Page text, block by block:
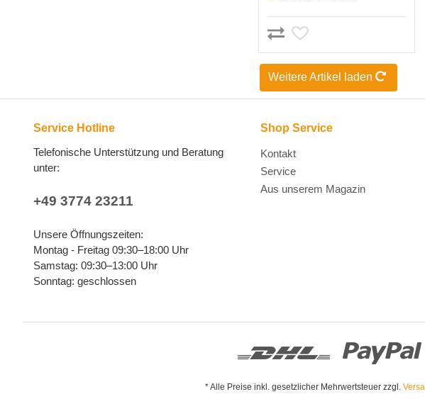
Weitere Artikel laden
Service Hotline
Telefonische Unterstützung und Beratung
unter:
+49 3774 23211
Unsere Öffnungszeiten:
Montag - Freitag 09:30–18:00 Uhr
Samstag: 09:30–13:00 Uhr
Sonntag: geschlossen
Shop Service
Kontakt
Service
Aus unserem Magazin
* Alle Preise inkl. gesetzlicher Mehrwertsteuer zzgl.